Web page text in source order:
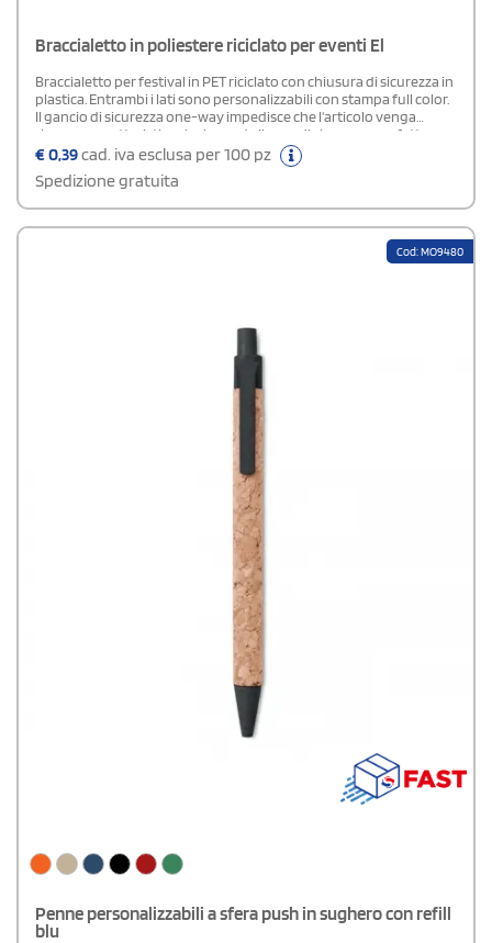
Braccialetto in poliestere riciclato per eventi El
Braccialetto per festival in PET riciclato con chiusura di sicurezza in
plastica. Entrambi i lati sono personalizzabili con stampa full color.
Il gancio di sicurezza one-way impedisce che l'articolo venga
rimosso, caratteristica che lo rende il pass di sicurezza perfetto per
feste ed eventi.Composizione: Poliestere Riciclato - Plastica
€0,39cad. iva esclusa per 100 pz
Spedizione gratuita
Cod: MO9480
Penne personalizzabili a sfera push in sughero con refill
blu